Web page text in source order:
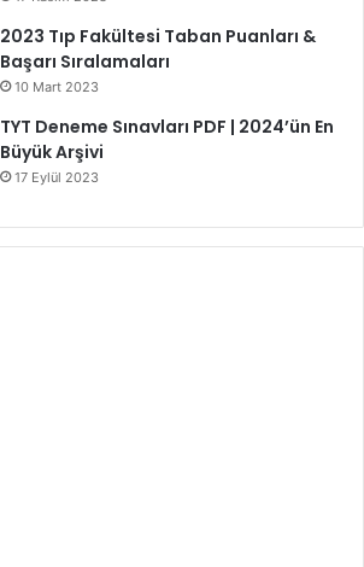
2023 Tıp Fakültesi Taban Puanları &
Başarı Sıralamaları
10 Mart 2023
TYT Deneme Sınavları PDF | 2024’ün En
Büyük Arşivi
17 Eylül 2023